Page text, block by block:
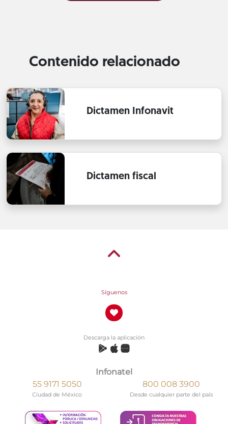
Contenido relacionado
Dictamen Infonavit
Dictamen fiscal
Síguenos
Descarga la aplicación
Infonatel
55 9171 5050
Ciudad de México
800 008 3900
Desde cualquier parte del país